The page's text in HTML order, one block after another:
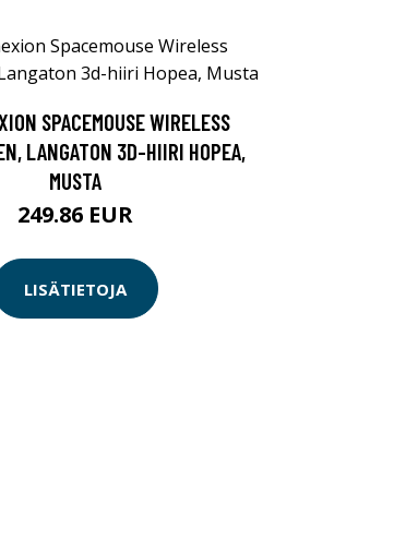
SPACEMOUSE WIRELESS
LANGATON 3D-HIIRI HOPEA,
MUSTA
249.86 EUR
LISÄTIETOJA